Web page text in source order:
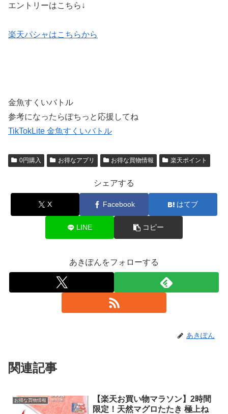
エントリーはこちら↓
楽天パシャはこちらから
金魚すくいバトル
参考になったらぽちっと応援してね
TikTokLite 金魚すくいバトル
0円購入 お得なアプリ お得な買物情報 楽天ポイント
シェアする
X Facebook はてブ
LINE コピー
あきぽんをフォローする
あきぽん
関連記事
お得な買物情報
【楽天お買い物マラソン】2時間
限定！天然マグロたたき 極上ね